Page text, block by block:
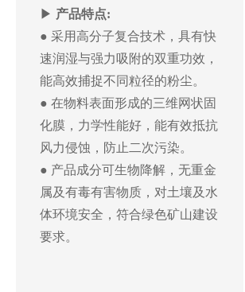
▶ 产品特点:
● 采用高分子复合技术，具有快
速润湿与强力吸附的双重功效，
能高效捕捉不同粒径的粉尘。
● 在物料表面形成的三维网状固
化膜，力学性能好，能有效抵抗
风力侵蚀，防止二次污染。
● 产品成分可生物降解，无重金
属及有毒有害物质，对土壤及水
体环境安全，符合绿色矿山建设
要求。